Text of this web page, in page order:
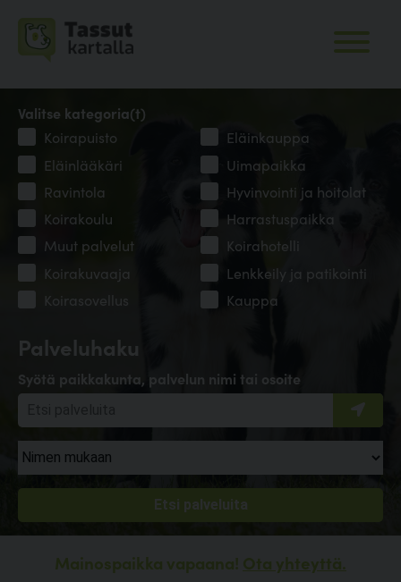
Palveluhaku
Syötä paikkakunta, palvelun nimi tai osoite
Valitse kategoria(t)
Koirapuisto
Eläinkauppa
Eläinlääkäri
Uimapaikka
Ravintola
Hyvinvointi ja hoitolat
Koirakoulu
Harrastuspaikka
Muut palvelut
Koirahotelli
Koirakuvaaja
Lenkkeily ja patikointi
Koirasovellus
Kauppa
Mainospaikka vapaana! Ota yhteyttä.